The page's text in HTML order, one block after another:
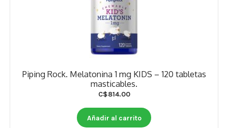
Piping Rock. Melatonina 1 mg KIDS – 120 tabletas
masticables.
C$814.00
Añadir al carrito